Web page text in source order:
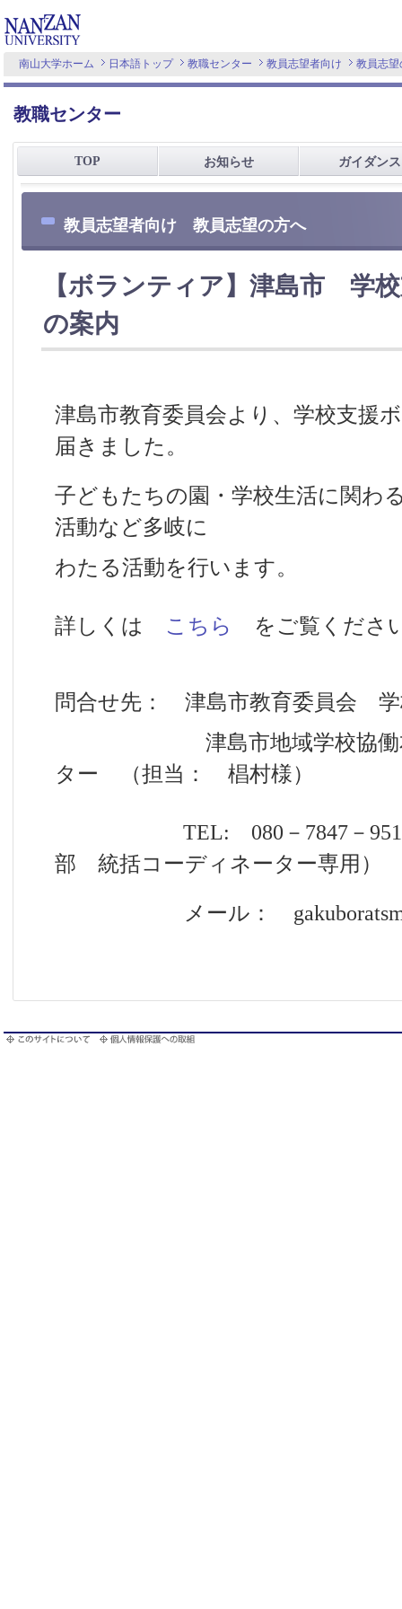
南山大学ホーム 日本語トップ 教職センター 教員志望者向け 教員志望
教職センター
TOP お知らせ ガイダンス
教員志望者向け 教員志望の方へ
【ボランティア】津島市 学
の案内
津島市教育委員会より、学校支援
届きました。
子どもたちの園・学校生活に関わ
活動など多岐に
わたる活動を行います。
詳しくは こちら をご覧くださ
問合せ先： 津島市教育委員会 学
津島市地域学校協働本
ター （担当： 椙村様）
TEL: 080－7847－9510（
部 統括コーディネーター専用）
メール：